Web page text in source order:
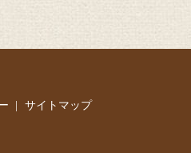
サイトマップ